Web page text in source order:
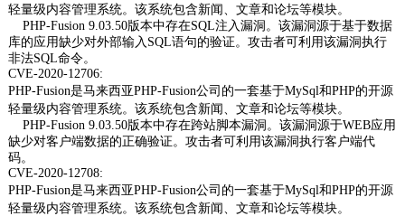
轻量级内容管理系统。该系统包含新闻、文章和论坛等模块。
PHP-Fusion 9.03.50版本中存在SQL注入漏洞。该漏洞源于基于数据
库的应用缺少对外部输入SQL语句的验证。攻击者可利用该漏洞执行
非法SQL命令。
CVE-2020-12706:
PHP-Fusion是马来西亚PHP-Fusion公司的一套基于MySql和PHP的开源
轻量级内容管理系统。该系统包含新闻、文章和论坛等模块。
PHP-Fusion 9.03.50版本中存在跨站脚本漏洞。该漏洞源于WEB应用
缺少对客户端数据的正确验证。攻击者可利用该漏洞执行客户端代
码。
CVE-2020-12708:
PHP-Fusion是马来西亚PHP-Fusion公司的一套基于MySql和PHP的开源
轻量级内容管理系统。该系统包含新闻、文章和论坛等模块。